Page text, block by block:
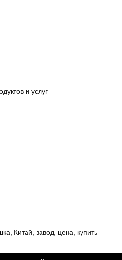
и услуг
Китай, завод, цена, купить